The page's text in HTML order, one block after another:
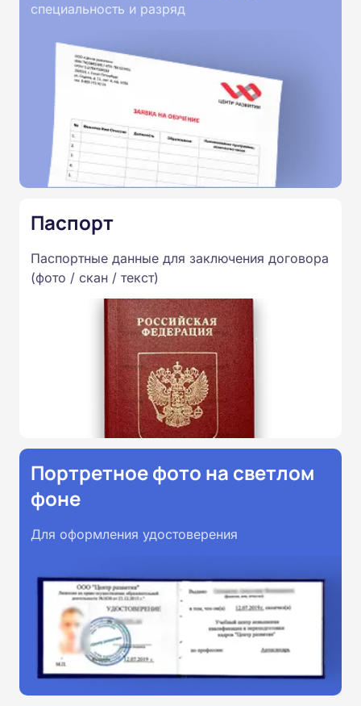
специальность и разряд
Паспорт
Паспортные данные для заключения договора
(фото / скан / текст)
Портретное фото на светлом
фоне
Для оформления удостоверения